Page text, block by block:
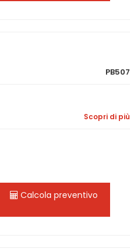
PB507
Scopri di più
Calcola preventivo